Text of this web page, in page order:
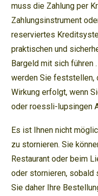
muss die Zahlung per
Zahlungsinstrument
reserviertes
praktischen und
Bargeld mit sich führen
werden Sie feststellen,
Wirkung erfolgt, wenn
oder roessli-lupsingen
Es ist Ihnen nicht
zu stornieren. Sie
Restaurant oder beim
oder stornieren, sobald
Sie daher Ihre